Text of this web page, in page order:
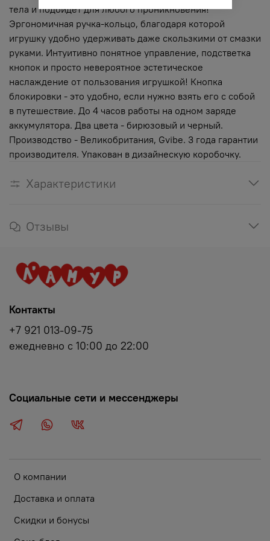
тела и подойдет для любого проникновения!
Эргономичная ручка-кольцо, благодаря которой
игрушку удобно удерживать даже скользкими от смазки
руками. Интуитивно понятное управление, подстветка
кнопок и просто невероятное эстетическое
наслаждение от пользования игрушкой! Кнопка
блокировки - это удобно, если нужно взять его с собой
в путешествие. До 4 часов работы на одном заряде
аккумулятора. Два цвета - бирюзовый и черный.
Производство - Великобритания, Gvibe. 3 года гарантии
производителя. Упакован в дизайнескую коробочку.
Характеристики
Отзывы
О компании
Доставка и оплата
Скидки и бонусы
Контакты
+7 921 013-09-75
ежедневно с 10:00 до 22:00
Социальные сети и мессенджеры